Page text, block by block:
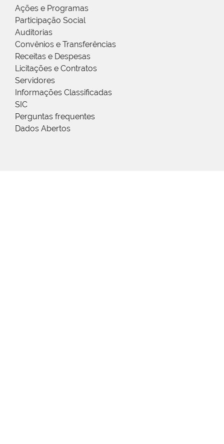
Ações e Programas
Participação Social
Auditorias
Convênios e Transferências
Receitas e Despesas
Licitações e Contratos
Servidores
Informações Classificadas
SIC
Perguntas frequentes
Dados Abertos